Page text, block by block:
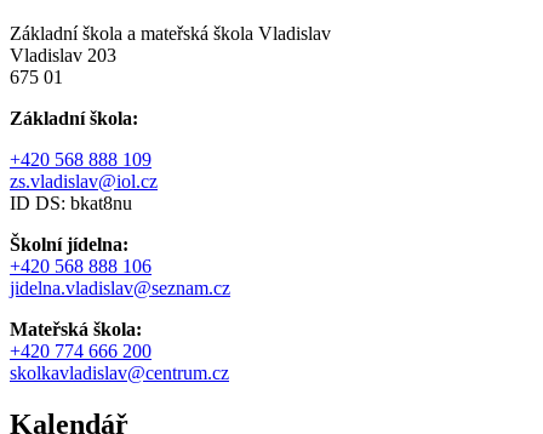
Základní škola a mateřská škola Vladislav
Vladislav 203
675 01
Základní škola:
+420 568 888 109
zs.vladislav@iol.cz
ID DS: bkat8nu
Školní jídelna:
+420 568 888 106
jidelna.vladislav@seznam.cz
Mateřská škola:
+420 774 666 200
skolkavladislav@centrum.cz
Kalendář